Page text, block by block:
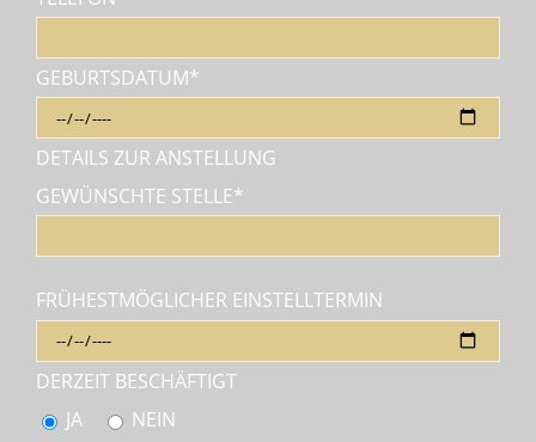
GEBURTSDATUM*
DETAILS ZUR ANSTELLUNG
GEWÜNSCHTE STELLE*
FRÜHESTMÖGLICHER EINSTELLTERMIN
DERZEIT BESCHÄFTIGT
JA
NEIN